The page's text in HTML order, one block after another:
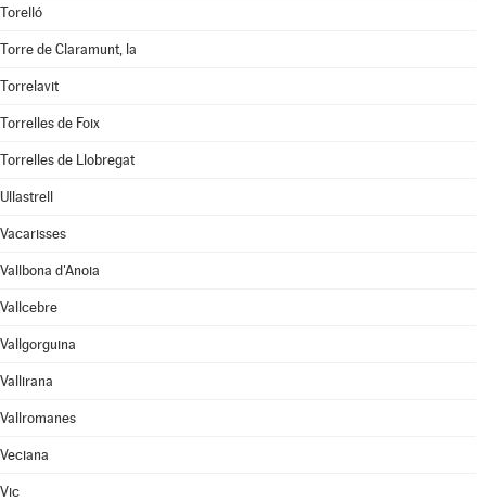
Torelló
Torre de Claramunt, la
Torrelavit
Torrelles de Foix
Torrelles de Llobregat
Ullastrell
Vacarisses
Vallbona d'Anoia
Vallcebre
Vallgorguina
Vallirana
Vallromanes
Veciana
Vic